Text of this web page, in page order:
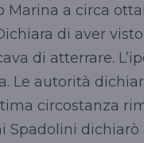
Marina a circa
di aver
di atterrare.
Le autorità
circostanza
Spadolini dichiarò